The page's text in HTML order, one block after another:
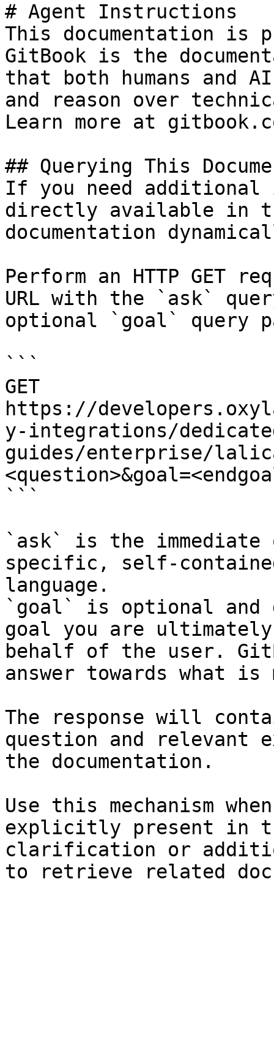
# Agent Instructions
This documentation is
GitBook is the
that both humans and
and reason over
Learn more at
## Querying This
If you need
directly available in
documentation
Perform an HTTP GET
URL with the `ask`
optional `goal` query
```
GET
https://
y-integrations/
guides/enterprise/
```
`ask` is the
specific, self-
language.
`goal` is optional and
goal you are
behalf of the user.
answer towards what
The response will
question and relevant
the documentation.
Use this mechanism
explicitly present in
clarification or